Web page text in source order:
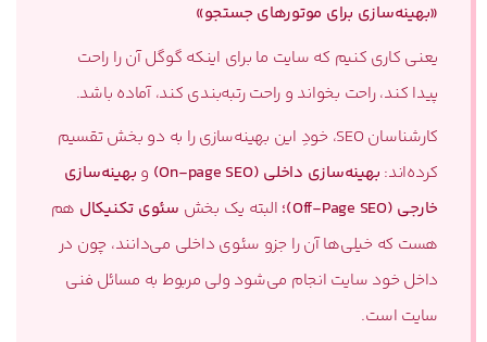
«بهینه‌سازی برای موتورهای جستجو»
یعنی کاری کنیم که سایت ما برای اینکه گوگل آن را راحت
پیدا کند، راحت بخواند و راحت رتبه‌بندی کند، آماده باشد.
کارشناسان SEO، خودِ این بهینه‌سازی را به دو بخش تقسیم
کرده‌اند: بهینه‌سازی داخلی (On-page SEO) و بهینه‌سازی
خارجی (Off-Page SEO)؛
البته یک بخش سئوی تکنیکال هم
هست که خیلی‌ها آن را جزو سئوی داخلی می‌دانند، چون در
داخل خود سایت انجام می‌شود ولی مربوط به مسائل فنی
سایت است.